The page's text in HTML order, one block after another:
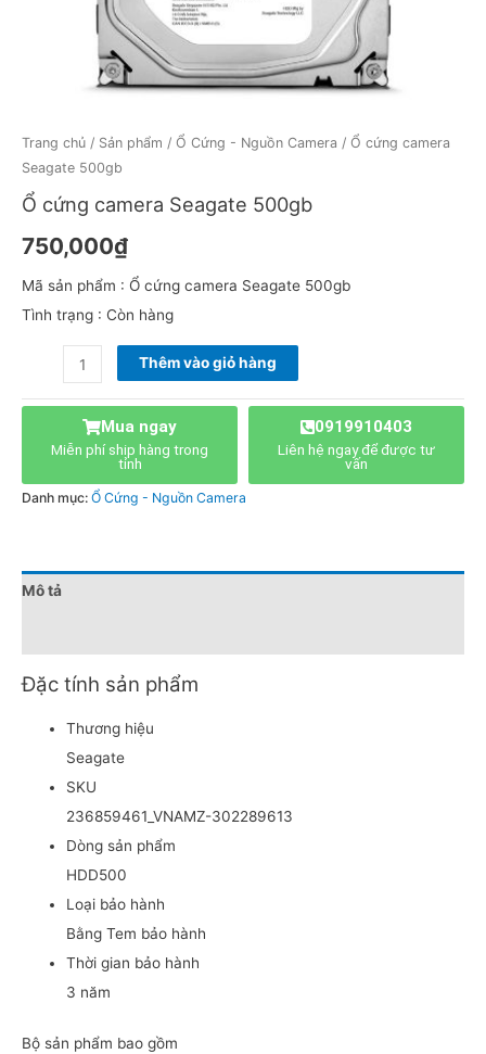
Trang chủ / Sản phẩm / Ổ Cứng - Nguồn Camera / Ổ cứng camera
Seagate 500gb
Ổ cứng camera Seagate 500gb
750,000₫
Mã sản phẩm : Ổ cứng camera Seagate 500gb
Tình trạng : Còn hàng
Thêm vào giỏ hàng
Mua ngay
Miễn phí ship hàng trong
tỉnh
0919910403
Liên hệ ngay để được tư
vấn
Danh mục: Ổ Cứng - Nguồn Camera
Mô tả
Đặc tính sản phẩm
Thương hiệu
Seagate
SKU
236859461_VNAMZ-302289613
Dòng sản phẩm
HDD500
Loại bảo hành
Bằng Tem bảo hành
Thời gian bảo hành
3 năm
Bộ sản phẩm bao gồm